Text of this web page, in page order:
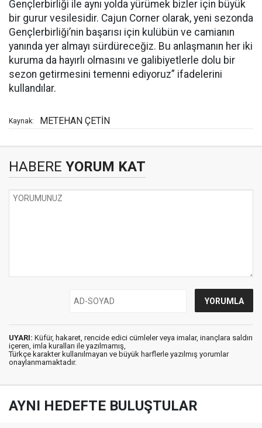
Gençlerbirliği ile aynı yolda yürümek bizler için büyük
bir gurur vesilesidir. Cajun Corner olarak, yeni sezonda
Gençlerbirliği’nin başarısı için kulübün ve camianın
yanında yer almayı sürdüreceğiz. Bu anlaşmanın her iki
kuruma da hayırlı olmasını ve galibiyetlerle dolu bir
sezon getirmesini temenni ediyoruz” ifadelerini
kullandılar.
Kaynak: METEHAN ÇETİN
HABERE YORUM KAT
UYARI: Küfür, hakaret, rencide edici cümleler veya imalar, inançlara saldırı
içeren, imla kuralları ile yazılmamış,
Türkçe karakter kullanılmayan ve büyük harflerle yazılmış yorumlar
onaylanmamaktadır.
AYNI HEDEFTE BULUŞTULAR